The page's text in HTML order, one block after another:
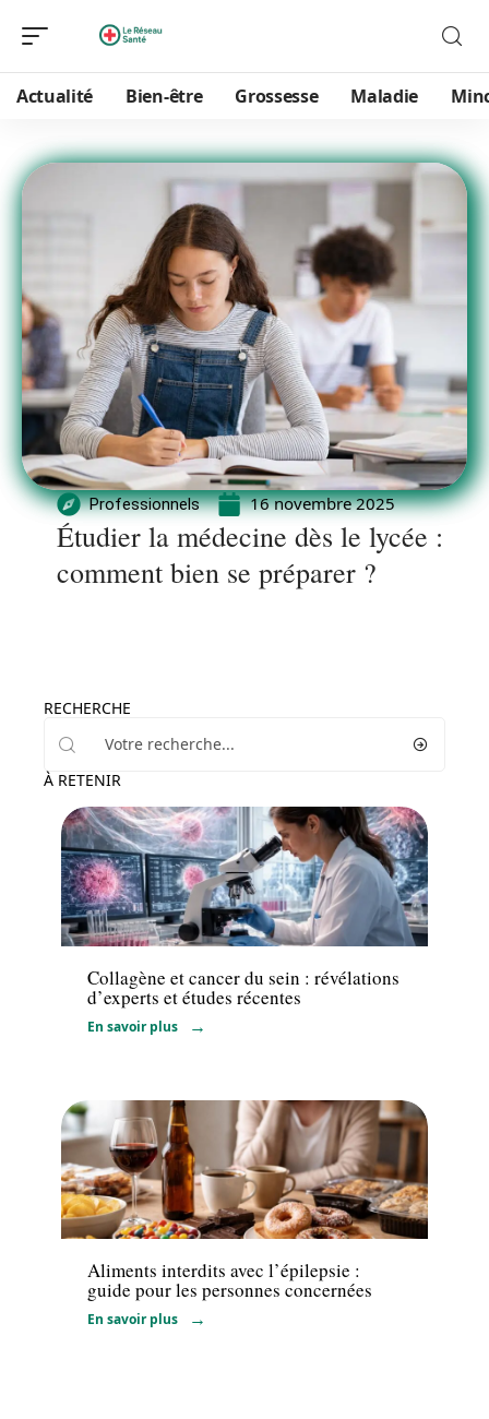
Actualité Bien-être Grossesse Maladie
Professionnels 16 novembre 2025
Étudier la médecine dès le lycée :
comment bien se préparer ?
RECHERCHE
À RETENIR
Maladie
Collagène et cancer du sein : révélations
d’experts et études récentes
En savoir plus
Santé
Aliments interdits avec l’épilepsie :
guide pour les personnes concernées
En savoir plus